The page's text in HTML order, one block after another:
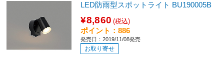
LED防雨型スポットライト BU190005B
¥8,860 (税込)
ポイント：886
発売日：2019/11/08発売
お取り寄せ